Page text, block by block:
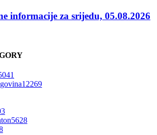
informacije za srijedu, 05.08.2026
12269
5628